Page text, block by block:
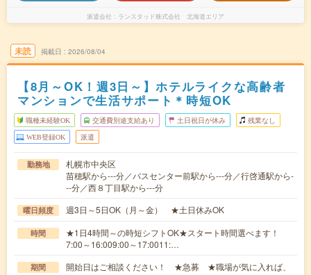
派遣会社 ランスタッド株式会社 北海道エリア
未読 掲載日 2026/08/04
【8月～OK！週3日～】ホテルライクな高齢者
マンションで生活サポート＊時短OK
職種未経験OK 交通費別途支給あり 土日祝日が休み 残業なし
WEB登録OK 派遣
勤務地
札幌市中央区
苗穂駅から---分／バスセンター前駅から---分／行啓通駅から-
--分／西８丁目駅から---分
曜日頻度 週3日～5日OK（月～金） ★土日休みOK
時間
★1日4時間～の時短シフトOK★スタート時間選べます！
7:00～16:009:00～17:0011:…
期間
開始日はご相談ください！ ★急募 ★職場が気に入れば、